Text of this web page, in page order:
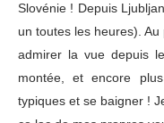
Slovénie ! Depuis
un toutes les heures).
admirer la vue depuis
montée, et encore
typiques et se baigner !